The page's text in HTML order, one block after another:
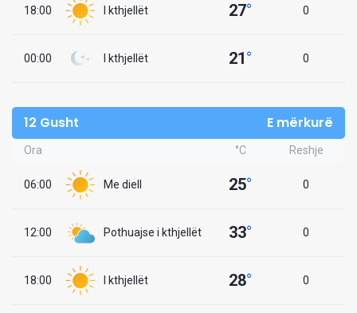
18:00 I kthjellët 27° 0
00:00 I kthjellët 21° 0
12 Gusht E mërkurë
Ora °C Reshje
06:00 Me diell 25° 0
12:00 Pothuajse i kthjellët 33° 0
18:00 I kthjellët 28° 0